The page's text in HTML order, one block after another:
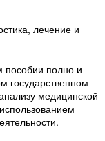
лечение и
пособии полно и
государственном
медицинской